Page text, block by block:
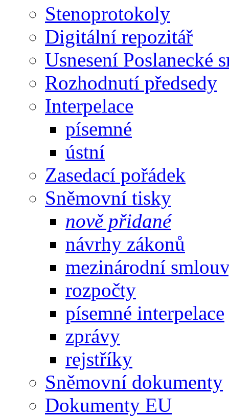
Stenoprotokoly
Digitální repozitář
Usnesení Poslanecké
Rozhodnutí předsedy
Interpelace
písemné
ústní
Zasedací pořádek
Sněmovní tisky
nově přidané
návrhy zákonů
mezinárodní
rozpočty
písemné interpelace
zprávy
rejstříky
Sněmovní dokumenty
Dokumenty EU